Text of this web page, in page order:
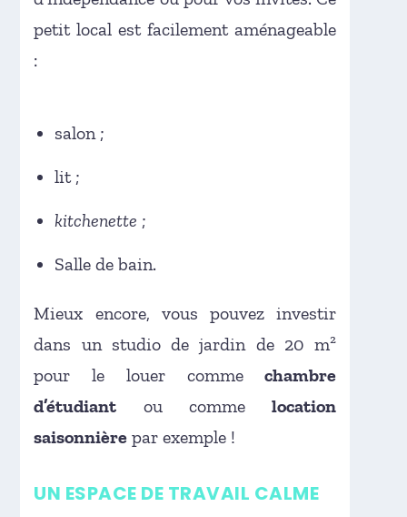
petit local est facilement aménageable
:
salon ;
lit ;
kitchenette ;
Salle de bain.
Mieux encore, vous pouvez investir
dans un studio de jardin de 20 m²
pour le louer commechambre
d’étudiant ou commelocation
saisonnière par exemple !
UN ESPACE DE TRAVAIL CALME